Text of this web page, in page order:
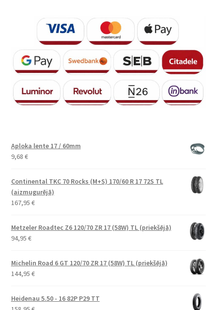
Aploka lente 17 / 60mm
9,68 €
Continental TKC 70 Rocks (M+S) 170/60 R 17 72S TL
(aizmugurējā)
167,95 €
Metzeler Roadtec Z6 120/70 ZR 17 (58W) TL (priekšējā)
94,95 €
Michelin Road 6 GT 120/70 ZR 17 (58W) TL (priekšējā)
144,95 €
Heidenau 5.50 - 16 82P P29 TT